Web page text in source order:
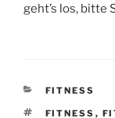
geht’s los,
KATEGORIEN
FITNESS
FITNESS ,